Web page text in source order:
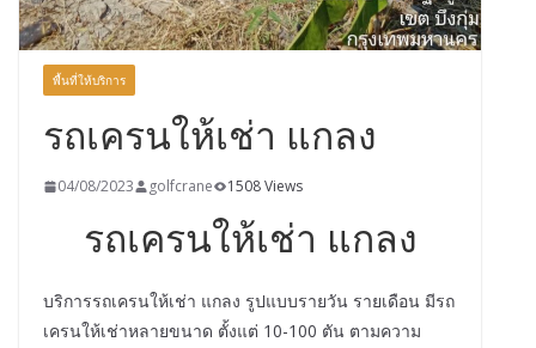
พื้นที่ให้บริการ
รถเครนให้เช่า แกลง
04/08/2023 golfcrane 1508 Views
รถเครนให้เช่า แกลง
บริการรถเครนให้เช่า แกลง รูปแบบรายวัน รายเดือน มีรถ
เครนให้เช่าหลายขนาด ตั้งแต่ 10-100 ตัน ตามความ